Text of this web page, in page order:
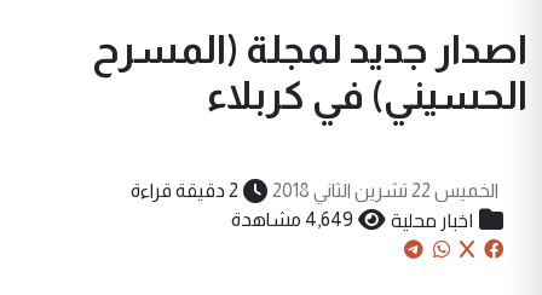
اصدار جديد لمجلة (المسرح
الحسيني) في كربلاء
الخميس 22 تشرين الثاني 2018 2 دقيقة قراءة
اخبار محلية 4,649 مشاهدة